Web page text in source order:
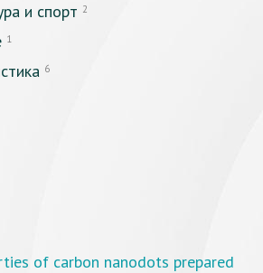
и спорт 2
1
6
of carbon nanodots prepared